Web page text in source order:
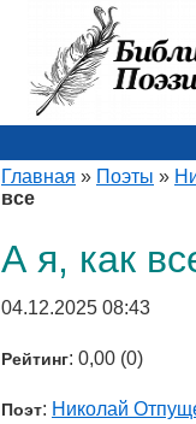
Главная » Поэты »
все
А я, как
04.12.2025 08:43
Рейтинг: 0,00 (0)
Поэт: Николай